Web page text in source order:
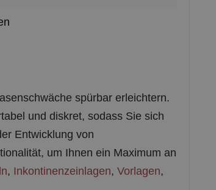
spürbar erleichtern.
und diskret, sodass Sie sich
Entwicklung von
um Ihnen ein Maximum an
, Inkontinenzeinlagen, Vorlagen,